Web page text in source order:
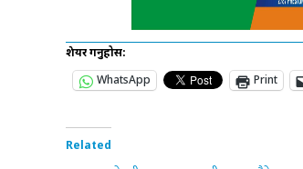
शेयर गर्नुहोस:
WhatsApp
Print
Related